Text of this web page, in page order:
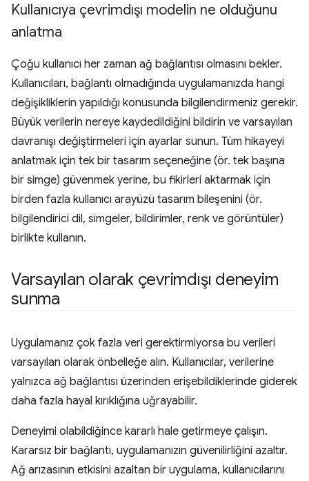
Kullanıcıya çevrimdışı modelin ne olduğunu
anlatma
Çoğu kullanıcı her zaman ağ bağlantısı olmasını bekler.
Kullanıcıları, bağlantı olmadığında uygulamanızda hangi
değişikliklerin yapıldığı konusunda bilgilendirmeniz gerekir.
Büyük verilerin nereye kaydedildiğini bildirin ve varsayılan
davranışı değiştirmeleri için ayarlar sunun. Tüm hikayeyi
anlatmak için tek bir tasarım seçeneğine (ör. tek başına
bir simge) güvenmek yerine, bu fikirleri aktarmak için
birden fazla kullanıcı arayüzü tasarım bileşenini (ör.
bilgilendirici dil, simgeler, bildirimler, renk ve görüntüler)
birlikte kullanın.
Varsayılan olarak çevrimdışı deneyim
sunma
Uygulamanız çok fazla veri gerektirmiyorsa bu verileri
varsayılan olarak önbelleğe alın. Kullanıcılar, verilerine
yalnızca ağ bağlantısı üzerinden erişebildiklerinde giderek
daha fazla hayal kırıklığına uğrayabilir.
Deneyimi olabildiğince kararlı hale getirmeye çalışın.
Kararsız bir bağlantı, uygulamanızın güvenilirliğini azaltır.
Ağ arızasının etkisini azaltan bir uygulama, kullanıcılarını